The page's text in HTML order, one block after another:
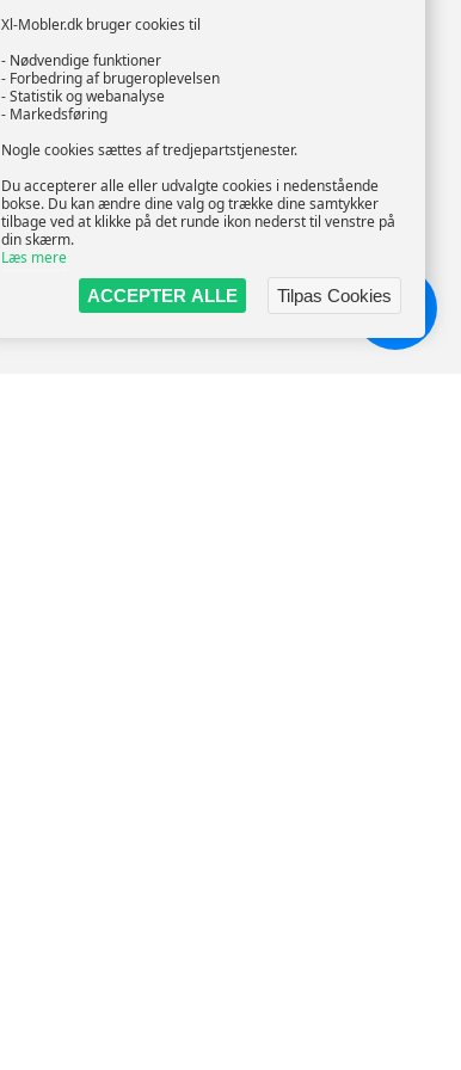
Xl-Mobler.dk bruger cookies til
- Nødvendige funktioner
- Forbedring af brugeroplevelsen
- Statistik og webanalyse
- Markedsføring
Nogle cookies sættes af tredjepartstjenester.
Du accepterer alle eller udvalgte cookies i nedenstående
bokse. Du kan ændre dine valg og trække dine samtykker
tilbage ved at klikke på det runde ikon nederst til venstre på
din skærm.
Læs mere
ACCEPTER ALLE
Tilpas Cookies